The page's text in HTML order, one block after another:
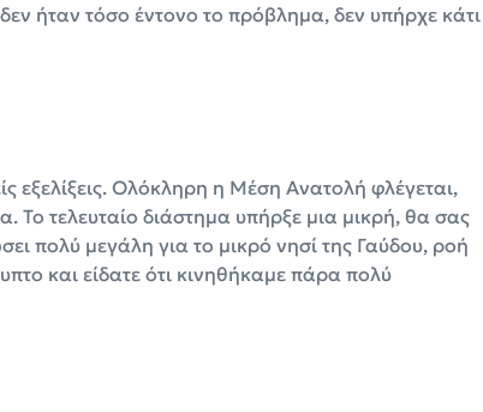
ήταν τόσο έντονο το πρόβλημα, δεν υπήρχε κάτι
εξελίξεις. Ολόκληρη η Μέση Ανατολή φλέγεται,
τελευταίο διάστημα υπήρξε μια μικρή, θα σας
πολύ μεγάλη για το μικρό νησί της Γαύδου, ροή
και είδατε ότι κινηθήκαμε πάρα πολύ